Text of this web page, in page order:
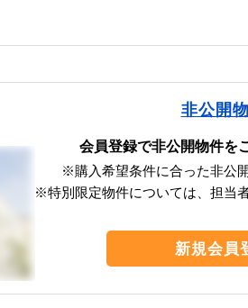
非公開
会員登録で非公開物件を
※購入希望条件に合った非公
※特別限定物件については、担当
新規会員